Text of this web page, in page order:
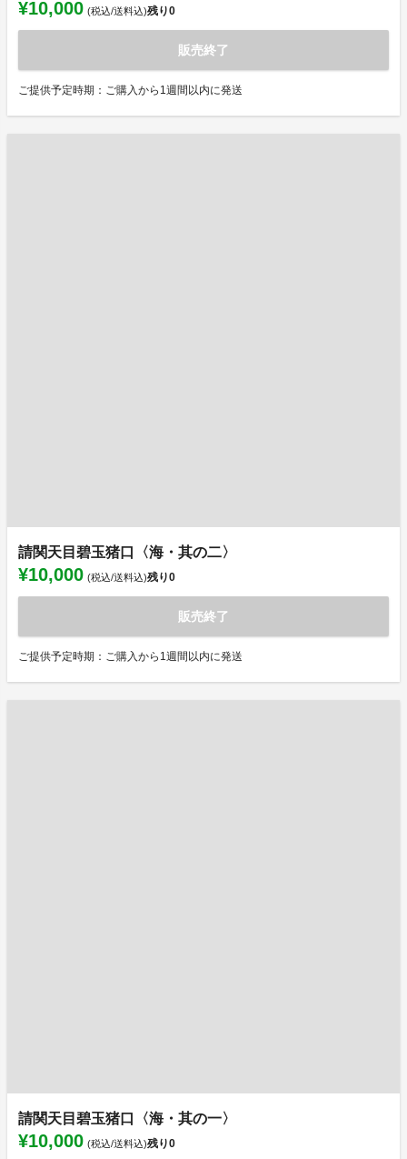
¥10,000 (税込/送料込)残り0
販売終了
ご提供予定時期：ご購入から1週間以内に発送
請関天目碧玉猪口〈海・其の二〉
¥10,000 (税込/送料込)残り0
販売終了
ご提供予定時期：ご購入から1週間以内に発送
請関天目碧玉猪口〈海・其の一〉
¥10,000 (税込/送料込)残り0